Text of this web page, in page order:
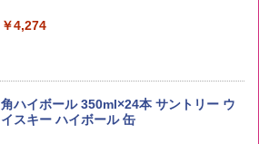
野沢農産 無洗米 青い流るる コシヒカリ
5kg 長野県産 令和7年産
￥4,274
角ハイボール 350ml×24本 サントリー ウ
イスキー ハイボール 缶